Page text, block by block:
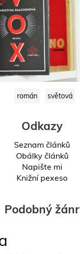
román světová
Odkazy
Seznam článků
Obálky článků
Napište mi
Knižní pexeso
Podobný žánr